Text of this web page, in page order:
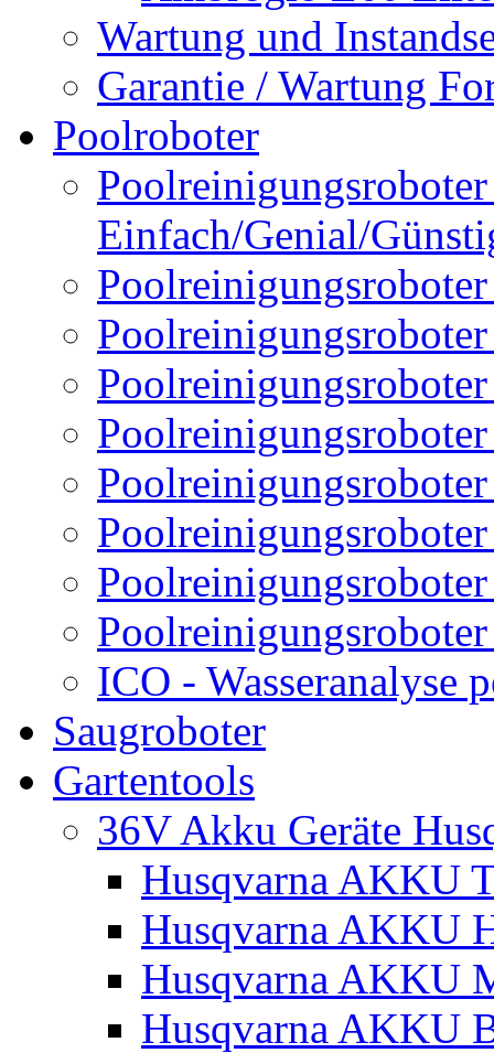
Wartung und
Garantie / Wartung
Poolroboter
Einfach/Genial/
ICO - Wasseranalyse
Saugroboter
Gartentools
36V Akku Geräte
Husqvarna AKKU
Husqvarna AKKU
Husqvarna AKKU
Husqvarna AKKU